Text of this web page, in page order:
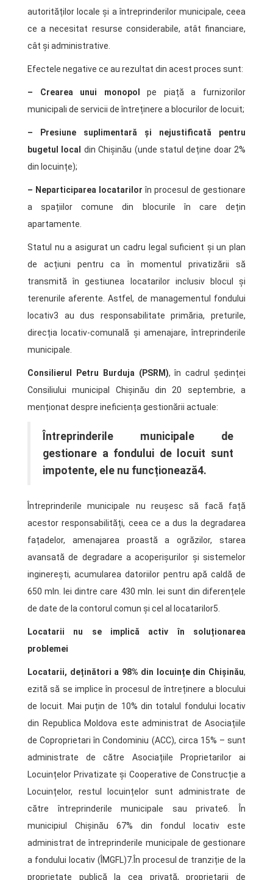
autorităților locale și a întreprinderilor municipale, ceea
ce a necesitat resurse considerabile, atât financiare,
cât și administrative.
Efectele negative ce au rezultat din acest proces sunt:
– Crearea unui monopol pe piață a furnizorilor
municipali de servicii de întreținere a blocurilor de locuit;
– Presiune suplimentară și nejustificată pentru
bugetul local din Chișinău (unde statul deține doar 2%
din locuințe);
– Neparticiparea locatarilor în procesul de gestionare
a spațiilor comune din blocurile în care dețin
apartamente.
Statul nu a asigurat un cadru legal suficient și un plan
de acțiuni pentru ca în momentul privatizării să
transmită în gestiunea locatarilor inclusiv blocul și
terenurile aferente. Astfel, de managementul fondului
locativ3 au dus responsabilitate primăria, preturile,
direcția locativ-comunală și amenajare, întreprinderile
municipale.
Consilierul Petru Burduja (PSRM), în cadrul ședinței
Consiliului municipal Chișinău din 20 septembrie, a
menționat despre ineficiența gestionării actuale:
Întreprinderile municipale de
gestionare a fondului de locuit sunt
impotente, ele nu funcționează4.
Întreprinderile municipale nu reușesc să facă față
acestor responsabilități, ceea ce a dus la degradarea
fațadelor, amenajarea proastă a ogrăzilor, starea
avansată de degradare a acoperișurilor și sistemelor
inginerești, acumularea datoriilor pentru apă caldă de
650 mln. lei dintre care 430 mln. lei sunt din diferențele
de date de la contorul comun și cel al locatarilor5.
Locatarii nu se implică activ în soluționarea
problemei
Locatarii, deținători a 98% din locuințe din Chișinău,
ezită să se implice în procesul de întreținere a blocului
de locuit. Mai puțin de 10% din totalul fondului locativ
din Republica Moldova este administrat de Asociațiile
de Coproprietari în Condominiu (ACC), circa 15% – sunt
administrate de către Asociațiile Proprietarilor ai
Locuințelor Privatizate și Cooperative de Construcție a
Locuințelor, restul locuințelor sunt administrate de
către întreprinderile municipale sau private6. În
municipiul Chișinău 67% din fondul locativ este
administrat de întreprinderile municipale de gestionare
a fondului locativ (ÎMGFL)7.În procesul de tranziție de la
proprietate publică la cea privată, proprietarii de